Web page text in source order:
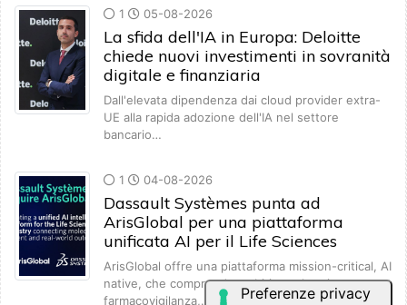
1 05-08-2026
La sfida dell'IA in Europa: Deloitte
chiede nuovi investimenti in sovranità
digitale e finanziaria
Dall'elevata dipendenza dai cloud provider extra-
UE alla rapida adozione dell'IA nel settore
bancario…
1 04-08-2026
Dassault Systèmes punta ad
ArisGlobal per una piattaforma
unificata AI per il Life Sciences
ArisGlobal offre una piattaforma mission-critical, AI
native, che comprende ambiti regolatori,
farmacovigilanza,…